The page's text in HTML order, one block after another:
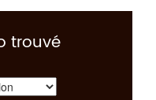
trouvé